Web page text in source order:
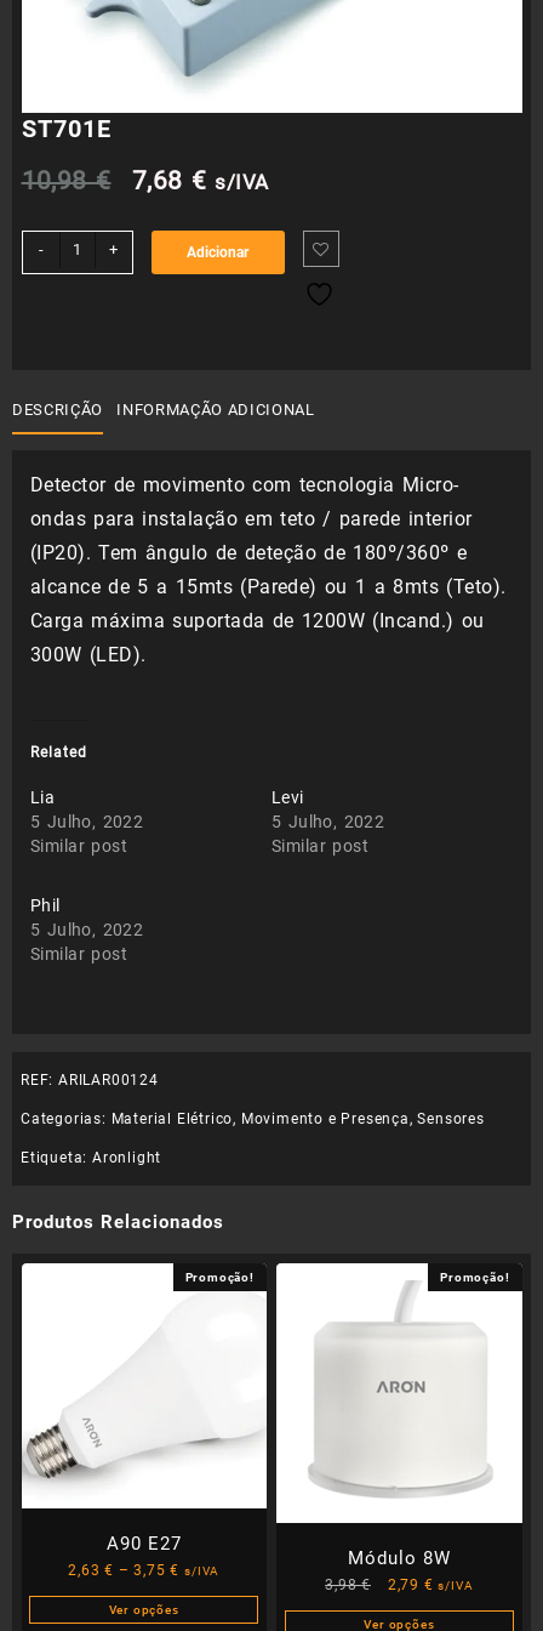
ST701E
10,98€
O
preço
original
7,68 €O
preço
atual
s/IVA
-
Quantidade
+ Adicionar
DESCRIÇÃO INFORMAÇÃO ADICIONAL
Detector de movimento com tecnologia Micro-
ondas para instalação em teto / parede interior
(IP20). Tem ângulo de deteção de 180º/360º e
alcance de 5 a 15mts (Parede) ou 1 a 8mts (Teto).
Carga máxima suportada de 1200W (Incand.) ou
300W (LED).
Related
Lia
5 Julho, 2022
Similar post
Levi
5 Julho, 2022
Similar post
Phil
5 Julho, 2022
Similar post
REF: ARILAR00124
Categorias: Material Elétrico, Movimento e Presença,Sensores
Etiqueta: Aronlight
Produtos Relacionados
Promoção!
A90 E27
2,63€ – 3,75€ Price
range:
2,63 €
s/IVA
Ver opções
Promoção!
Módulo 8W
3,98€
O
preço
2,79 € O
preço
s/IVA
Ver opções